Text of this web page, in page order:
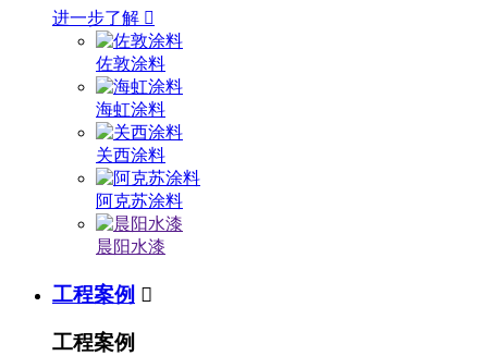
进一步了解 
佐敦涂料
海虹涂料
关西涂料
阿克苏涂料
晨阳水漆
工程案例 
工程案例